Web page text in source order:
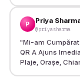
P Priya
@priyasharma
"Mi-am
QR A Ajuns
Plaje, Orașe,